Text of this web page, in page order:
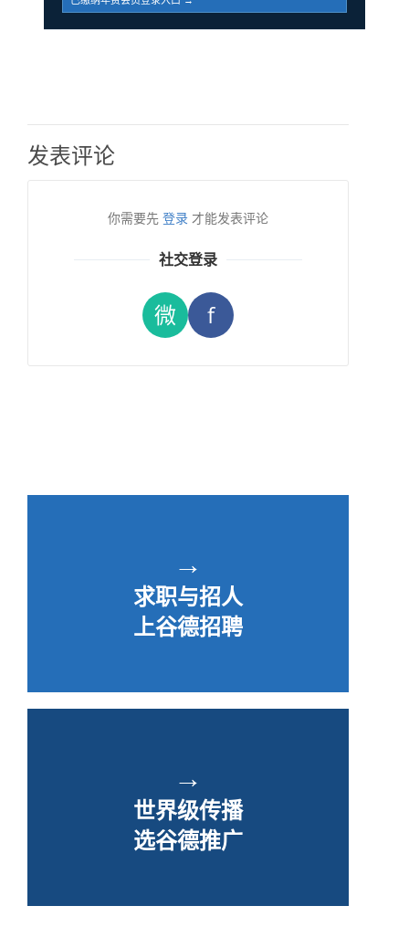
发表评论
你需要先 登录 才能发表评论
社交登录
微 f
→
求职与招人
上谷德招聘
→
世界级传播
选谷德推广